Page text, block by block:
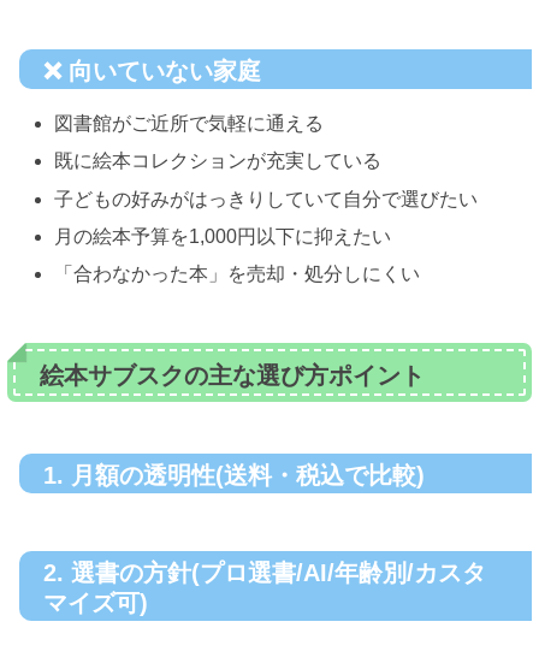
❌ 向いていない家庭
図書館がご近所で気軽に通える
既に絵本コレクションが充実している
子どもの好みがはっきりしていて自分で選びたい
月の絵本予算を1,000円以下に抑えたい
「合わなかった本」を売却・処分しにくい
絵本サブスクの主な選び方ポイント
1. 月額の透明性(送料・税込で比較)
2. 選書の方針(プロ選書/AI/年齢別/カスタ
マイズ可)